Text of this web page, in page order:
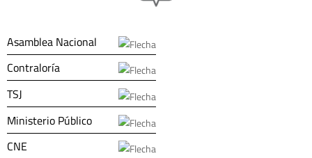
Asamblea Nacional
Contraloría
TSJ
Ministerio Público
CNE